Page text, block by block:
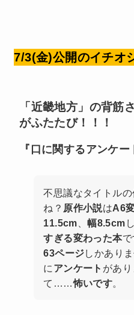
7/3(金)公開のイチオ
「近畿地方」の背筋
がふたたび！！！
『 口に関するアンケー
不思議なタイトルの
ね？ 原作小説はA6
11.5cm 、幅8.5cm
すぎる変わった本で
63ページしかありま
に アンケート があり
て……怖いです